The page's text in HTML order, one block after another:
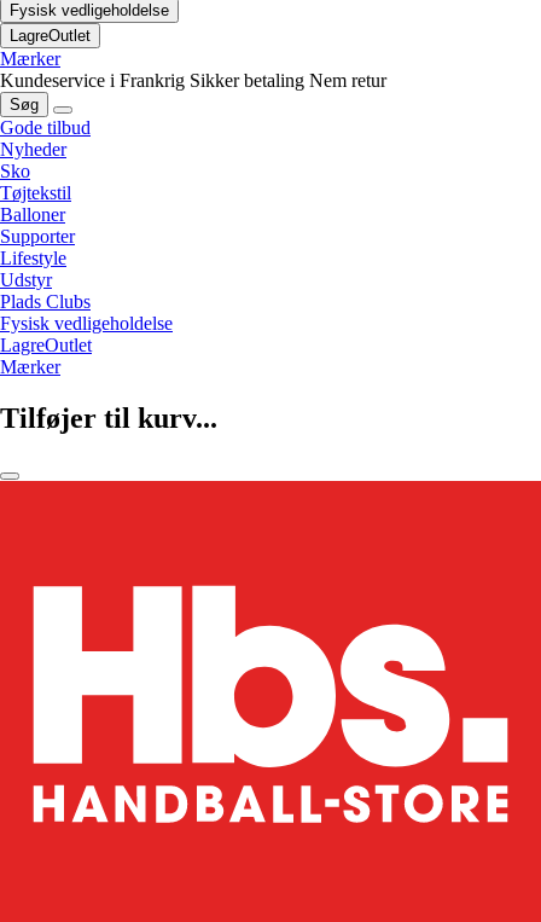
Fysisk vedligeholdelse
LagreOutlet
Mærker
Kundeservice i Frankrig Sikker betaling Nem retur
Søg
Gode tilbud
Nyheder
Sko
Tøjtekstil
Balloner
Supporter
Lifestyle
Udstyr
Plads Clubs
Fysisk vedligeholdelse
LagreOutlet
Mærker
Tilføjer til kurv...